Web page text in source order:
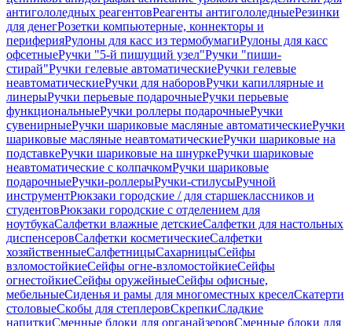
антигололедных реагентовРеагенты антигололедныеРезинки
для денегРозетки компьютерные, коннекторы и
периферияРулоны для касс из термобумагиРулоны для касс
офсетныеРучки "5-й пишущий узел"Ручки "пиши-
стирай"Ручки гелевые автоматическиеРучки гелевые
неавтоматическиеРучки для наборовРучки капиллярные и
линерыРучки перьевые подарочныеРучки перьевые
функциональныеРучки роллеры подарочныеРучки
сувенирныеРучки шариковые масляные автоматическиеРучки
шариковые масляные неавтоматическиеРучки шариковые на
подставкеРучки шариковые на шнуркеРучки шариковые
неавтоматические с колпачкомРучки шариковые
подарочныеРучки-роллерыРучки-стилусыРучной
инструментРюкзаки городские / для старшеклассников и
студентовРюкзаки городские с отделением для
ноутбукаСалфетки влажные детскиеСалфетки для настольных
диспенсеровСалфетки косметическиеСалфетки
хозяйственныеСалфетницыСахарницыСейфы
взломостойкиеСейфы огне-взломостойкиеСейфы
огнестойкиеСейфы оружейныеСейфы офисные,
мебельныеСиденья и рамы для многоместных креселСкатерти
столовыеСкобы для степлеровСкрепкиСладкие
напиткиСменные блоки для органайзеровСменные блоки для